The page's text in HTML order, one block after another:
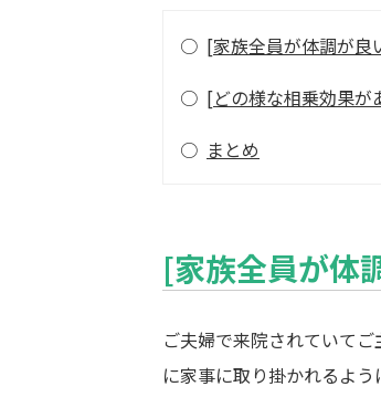
○ [家族全員が体調が良
○ [どの様な相乗効果が
○ まとめ
[家族全員が体
ご夫婦で来院されていて
に家事に取り掛かれるよ